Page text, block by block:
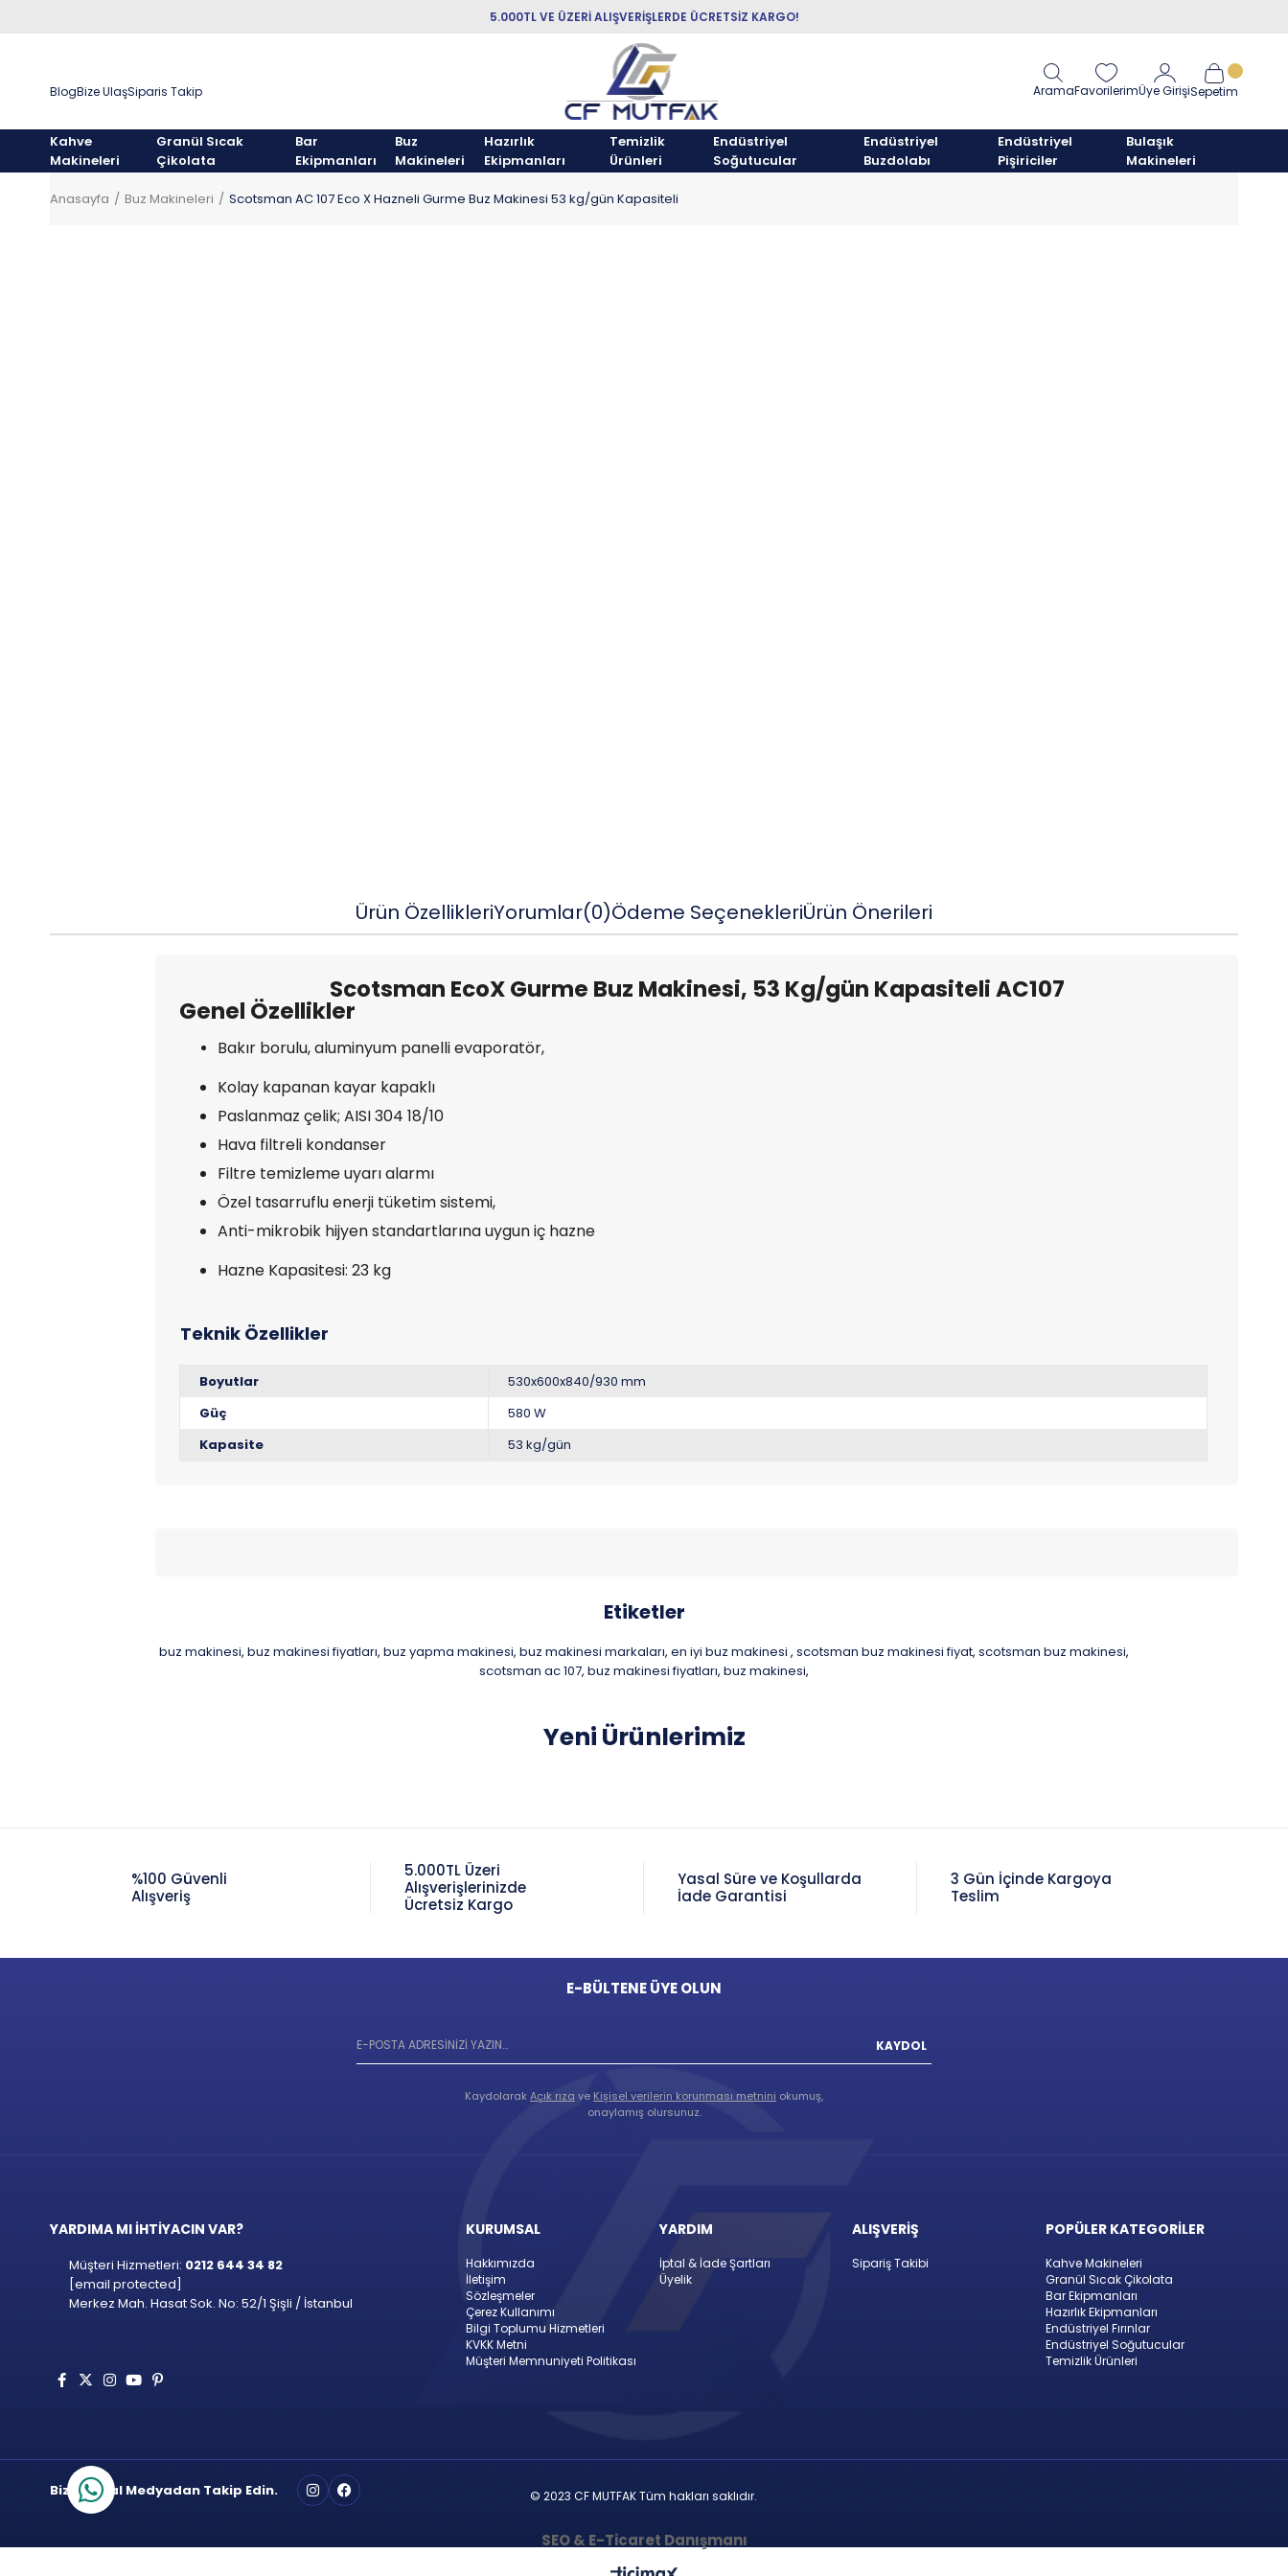
5.000TL VE ÜZERİ ALIŞVERİŞLERDE ÜCRETSİZ KARGO!
BlogBize UlaşSiparis Takip AramaFavorilerimÜye GirişiSepetim
Kahve
Makineleri
Granül Sıcak
Çikolata
Bar
Ekipmanları
Buz
Makineleri
Hazırlık
Ekipmanları
Temizlik
Ürünleri
Endüstriyel
Soğutucular
Endüstriyel
Buzdolabı
Endüstriyel
Pişiriciler
Bulaşık
Makineleri
Anasayfa Buz Makineleri Scotsman AC 107 Eco X Hazneli Gurme Buz Makinesi 53 kg/gün Kapasiteli
Ürün ÖzellikleriYorumlar(0)Ödeme SeçenekleriÜrün Önerileri
Scotsman EcoX Gurme Buz Makinesi, 53 Kg/gün Kapasiteli AC107
Genel Özellikler
Bakır borulu, aluminyum panelli evaporatör,
Kolay kapanan kayar kapaklı
Paslanmaz çelik; AISI 304 18/10
Hava filtreli kondanser
Filtre temizleme uyarı alarmı
Özel tasarruflu enerji tüketim sistemi,
Anti-mikrobik hijyen standartlarına uygun iç hazne
Hazne Kapasitesi: 23 kg
Boyutlar
530x600x840/930 mm
Güç
580 W
Kapasite
53 kg/gün
Etiketler
buz makinesi, buz makinesi fiyatları, buz yapma makinesi, buz makinesi markaları, en iyi buz makinesi , scotsman buz makinesi fiyat, scotsman buz makinesi,
scotsman ac 107, buz makinesi fiyatları, buz makinesi,
Yeni Ürünlerimiz
%100 Güvenli
Alışveriş
5.000TL Üzeri
Alışverişlerinizde
Ücretsiz Kargo
Yasal Süre ve Koşullarda
İade Garantisi
3 Gün İçinde Kargoya
Teslim
E-BÜLTENE ÜYE OLUN
KAYDOL
KaydolarakAçık rıza ve Kişisel verilerin korunması metnini okumuş,
onaylamış olursunuz.
YARDIMA MI İHTİYACIN VAR?
Müşteri Hizmetleri: 0212 644 34 82
[email protected]
Merkez Mah. Hasat Sok. No: 52/1 Şişli / İstanbul
KURUMSAL
Hakkımızda
İletişim
Sözleşmeler
Çerez Kullanımı
Bilgi Toplumu Hizmetleri
KVKK Metni
Müşteri Memnuniyeti Politikası
YARDIM
İptal & İade Şartları
Üyelik
ALIŞVERİŞ
Sipariş Takibi
POPÜLER KATEGORİLER
Kahve Makineleri
Granül Sıcak Çikolata
Bar Ekipmanları
Hazırlık Ekipmanları
Endüstriyel Fırınlar
Endüstriyel Soğutucular
Temizlik Ürünleri
Bizi Sosyal Medyadan Takip Edin. © 2023 CF MUTFAK Tüm hakları saklıdır.
SEO & E-Ticaret Danışmanı